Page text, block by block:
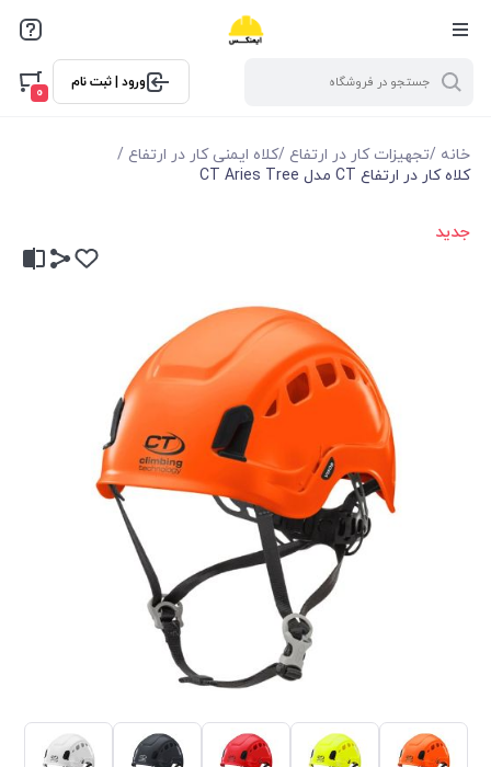
ورود | ثبت نام
0
خانه /تجهیزات کار در ارتفاع /کلاه ایمنی کار در ارتفاع /
کلاه کار در ارتفاع CT مدل CT Aries Tree
جدید